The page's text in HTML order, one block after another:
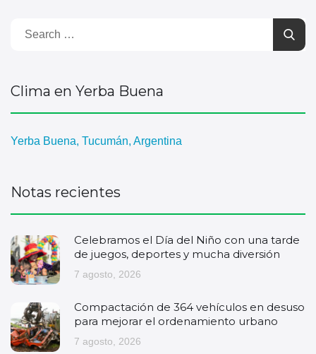
Clima en Yerba Buena
Yerba Buena, Tucumán, Argentina
Notas recientes
Celebramos el Día del Niño con una tarde
de juegos, deportes y mucha diversión
7 agosto, 2026
Compactación de 364 vehículos en desuso
para mejorar el ordenamiento urbano
7 agosto, 2026